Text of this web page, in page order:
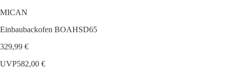
MICAN
Einbaubackofen BOAHSD65
329,99 €
UVP582,00 €